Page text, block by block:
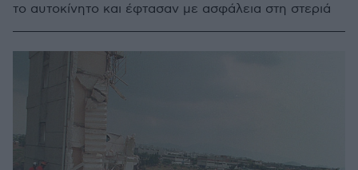
το αυτοκίνητο και έφτασαν με ασφάλεια στη στεριά